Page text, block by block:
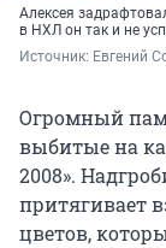
Алексея
в НХЛ он так и не
Источник: Евгений
Огромный
выбитые на
2008».
притягивает
цветов,